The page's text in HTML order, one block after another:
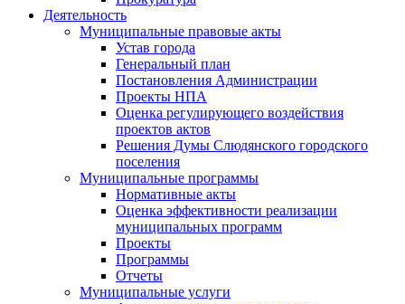
Деятельность
Муниципальные правовые акты
Устав города
Генеральный план
Постановления Администрации
Проекты НПА
Оценка регулирующего воздействия
проектов актов
Решения Думы Слюдянского городского
поселения
Муниципальные программы
Нормативные акты
Оценка эффективности реализации
муниципальных программ
Проекты
Программы
Отчеты
Муниципальные услуги